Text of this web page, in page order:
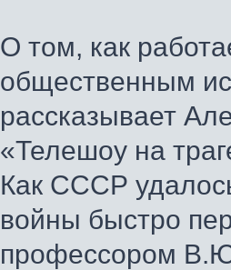
О том, как
общественным
рассказывает
«Телешоу на
Как СССР
войны быстро
профессором